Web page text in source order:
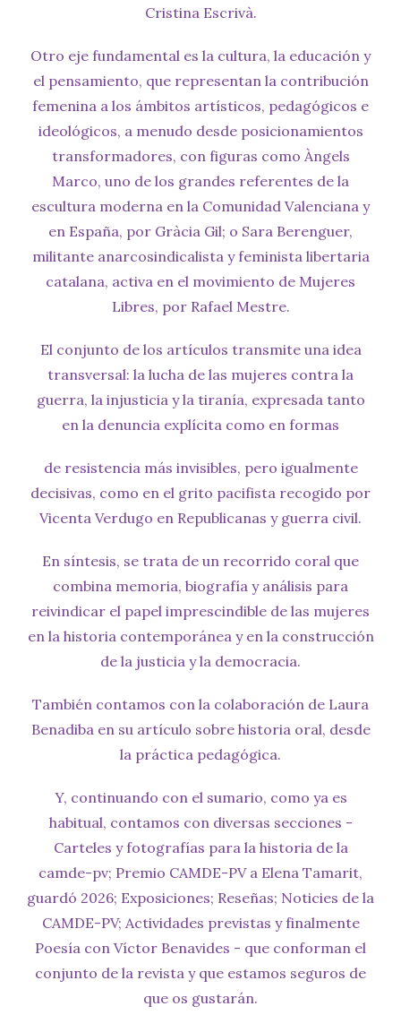
Cristina Escrivà.
Otro eje fundamental es la cultura, la educación y
el pensamiento, que representan la contribución
femenina a los ámbitos artísticos, pedagógicos e
ideológicos, a menudo desde posicionamientos
transformadores, con figuras como Àngels
Marco, uno de los grandes referentes de la
escultura moderna en la Comunidad Valenciana y
en España, por Gràcia Gil; o Sara Berenguer,
militante anarcosindicalista y feminista libertaria
catalana, activa en el movimiento de Mujeres
Libres, por Rafael Mestre.
El conjunto de los artículos transmite una idea
transversal: la lucha de las mujeres contra la
guerra, la injusticia y la tiranía, expresada tanto
en la denuncia explícita como en formas
de resistencia más invisibles, pero igualmente
decisivas, como en el grito pacifista recogido por
Vicenta Verdugo en Republicanas y guerra civil.
En síntesis, se trata de un recorrido coral que
combina memoria, biografía y análisis para
reivindicar el papel imprescindible de las mujeres
en la historia contemporánea y en la construcción
de la justicia y la democracia.
También contamos con la colaboración de Laura
Benadiba en su artículo sobre historia oral, desde
la práctica pedagógica.
Y, continuando con el sumario, como ya es
habitual, contamos con diversas secciones -
Carteles y fotografías para la historia de la
camde-pv; Premio CAMDE-PV a Elena Tamarit,
guardó 2026; Exposiciones; Reseñas; Noticies de la
CAMDE-PV; Actividades previstas y finalmente
Poesía con Víctor Benavides - que conforman el
conjunto de la revista y que estamos seguros de
que os gustarán.